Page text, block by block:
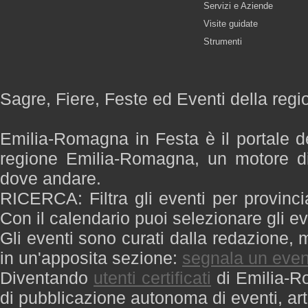
Servizi e Aziende
Visite guidate
Strumenti
Sagre, Fiere, Feste ed Eventi della
Emilia-Romagna in Festa è il portale
regione Emilia-Romagna, un motore
dove andare.
RICERCA: Filtra gli eventi per
Con il calendario puoi selezionare gli
Gli eventi sono curati dalla redazione,
in un'apposita sezione: segnala un
Diventando utenti certificati di Emilia-
di pubblicazione autonoma di eventi,